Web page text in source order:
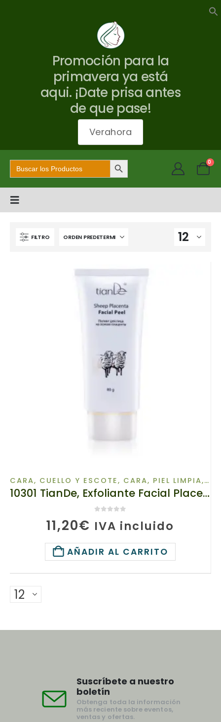
Promoción para la
primavera ya está
aqui. ¡Date prisa antes
de que pase!
Verahora
Buscar: Botón de búsqueda 0
FILTRO
CARA, CUELLO Y ESCOTE, CARA, PIEL LIMPIA,
10301 TianDe, Exfoliante Facial Placenta Peeling , 80g, Limpieza, Nutrición, Tono, Hidratación
11,20€ IVA incluido
AÑADIR AL CARRITO
Suscríbete a nuestro
boletín
Obtenga toda la información
más reciente sobre eventos,
ventas y ofertas.